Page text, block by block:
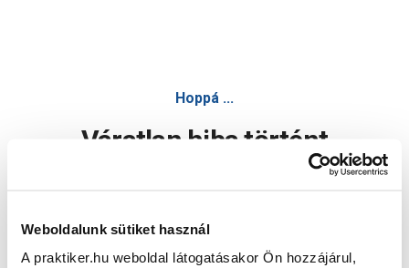
Weboldalunk sütiket használ
A praktiker.hu weboldal látogatásakor Ön hozzájárul,
Hoppá ...
Váratlan hiba történt
Oldal újratöltése